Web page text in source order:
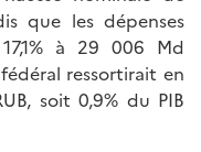
que les dépenses
à 29 006 Md
ressortirait en
soit 0,9% du PIB